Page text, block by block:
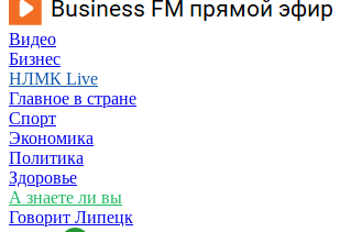
Видео
Бизнес
НЛМК Live
Главное в стране
Спорт
Экономика
Политика
Здоровье
А знаете ли вы
Говорит Липецк